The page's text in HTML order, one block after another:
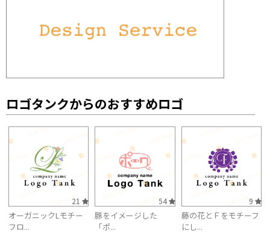
ロゴタンクからのおすすめロゴ
21
オーガニックLモチー
フロ...
54
豚をイメージした
「ポ...
9
藤の花とＦをモチーフ
にし...